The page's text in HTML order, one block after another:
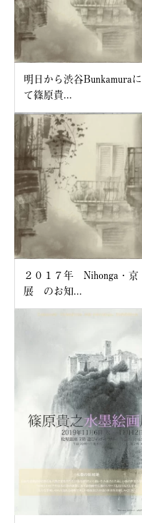
明日から渋谷Bunkamuraに
て篠原貴...
２０１７年 Nihonga・京
展 のお知...